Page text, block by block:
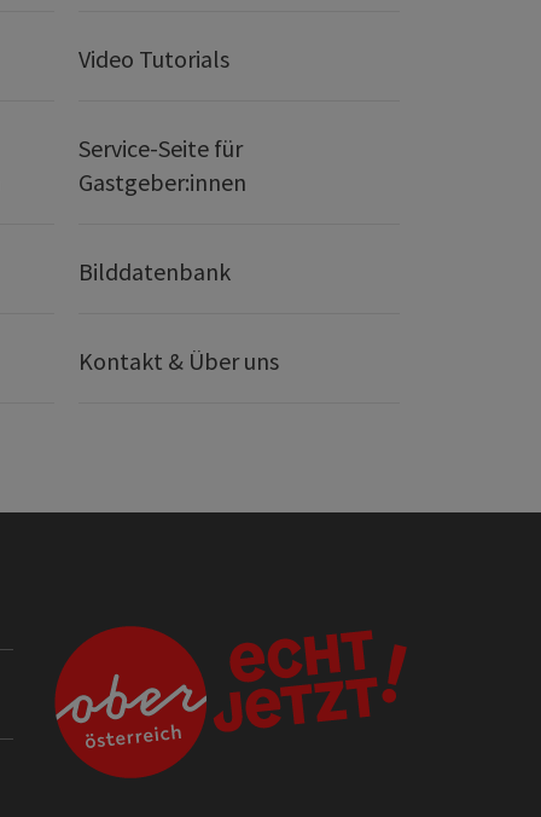
Video Tutorials
Service-Seite für
Gastgeber:innen
Bilddatenbank
Kontakt & Über uns